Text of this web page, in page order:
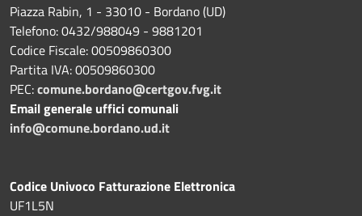
Piazza Rabin, 1 - 33010 - Bordano (UD)
Telefono: 0432/988049 - 9881201
Codice Fiscale: 00509860300
Partita IVA: 00509860300
PEC:comune.bordano@certgov.fvg.it
Email generale uffici comunali
info@comune.bordano.ud.it
Codice Univoco Fatturazione Elettronica
UF1L5N